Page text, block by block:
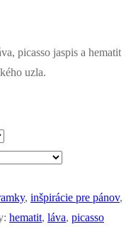
picasso jaspis a hematit
uzla.
, inšpirácie pre pánov,
hematit, láva, picasso